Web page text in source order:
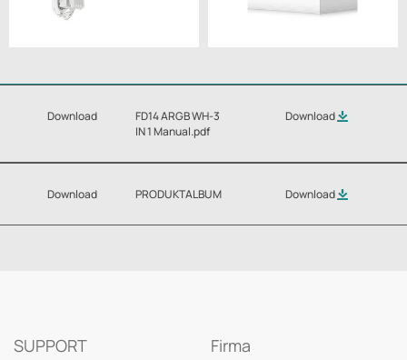
Download
FD14 ARGB WH-3
IN 1 Manual.pdf
Download
Download PRODUKTALBUM Download
SUPPORT Firma